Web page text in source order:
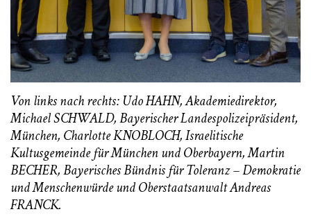
Von links nach rechts: Udo HAHN, Akademiedirektor,
Michael SCHWALD, Bayerischer Landespolizeipräsident,
München, Charlotte KNOBLOCH, Israelitische
Kultusgemeinde für München und Oberbayern, Martin
BECHER, Bayerisches Bündnis für Toleranz – Demokratie
und Menschenwürde und Oberstaatsanwalt Andreas
FRANCK.